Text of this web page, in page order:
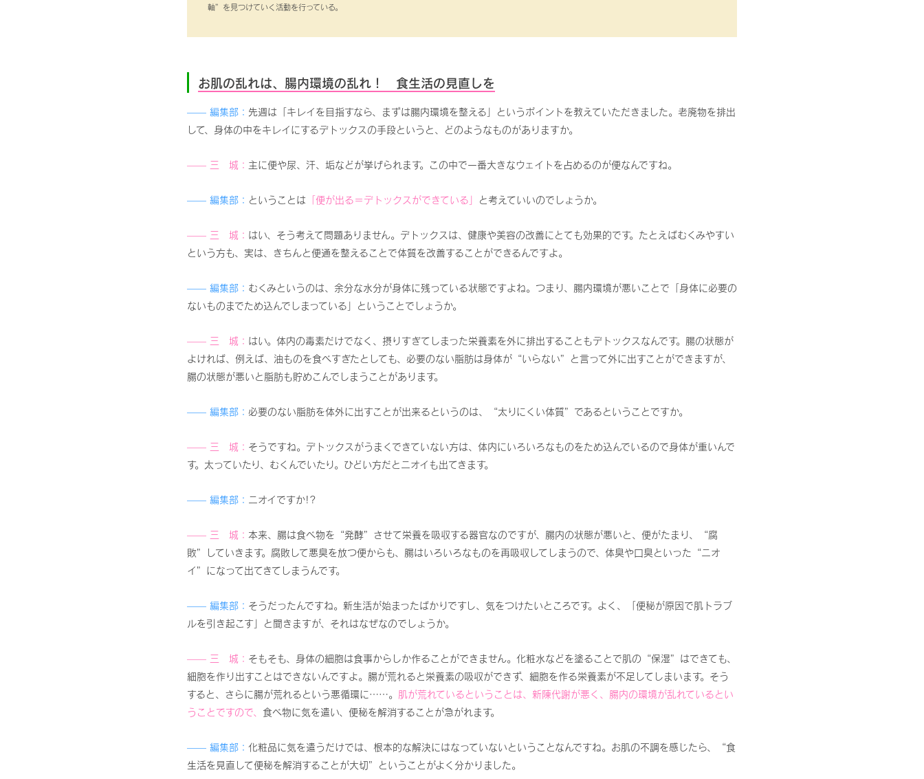
軸”を見つけていく活動を行っている。
お肌の乱れは、腸内環境の乱れ！ 食生活の見直しを
—— 編集部： 先週は「キレイを目指すなら、まずは腸内環境を整える」というポイントを教えていただきました。老廃物を排出
して、身体の中をキレイにするデトックスの手段というと、どのようなものがありますか。
—— 三 城： 主に便や尿、汗、垢などが挙げられます。この中で一番大きなウェイトを占めるのが便なんですね。
—— 編集部： ということは 「便が出る＝デトックスができている」 と考えていいのでしょうか。
—— 三 城： はい、そう考えて問題ありません。デトックスは、健康や美容の改善にとても効果的です。たとえばむくみやすい
という方も、実は、きちんと便通を整えることで体質を改善することができるんですよ。
—— 編集部： むくみというのは、余分な水分が身体に残っている状態ですよね。つまり、腸内環境が悪いことで「身体に必要の
ないものまでため込んでしまっている」ということでしょうか。
—— 三 城： はい。体内の毒素だけでなく、摂りすぎてしまった栄養素を外に排出することもデトックスなんです。腸の状態が
よければ、例えば、油ものを食べすぎたとしても、必要のない脂肪は身体が“いらない”と言って外に出すことができますが、
腸の状態が悪いと脂肪も貯めこんでしまうことがあります。
—— 編集部： 必要のない脂肪を体外に出すことが出来るというのは、“太りにくい体質”であるということですか。
—— 三 城： そうですね。デトックスがうまくできていない方は、体内にいろいろなものをため込んでいるので身体が重いんで
す。太っていたり、むくんでいたり。ひどい方だとニオイも出てきます。
—— 編集部： ニオイですか!?
—— 三 城： 本来、腸は食べ物を“発酵”させて栄養を吸収する器官なのですが、腸内の状態が悪いと、便がたまり、“腐
敗”していきます。腐敗して悪臭を放つ便からも、腸はいろいろなものを再吸収してしまうので、体臭や口臭といった“ニオ
イ”になって出てきてしまうんです。
—— 編集部： そうだったんですね。新生活が始まったばかりですし、気をつけたいところです。よく、「便秘が原因で肌トラブ
ルを引き起こす」と聞きますが、それはなぜなのでしょうか。
—— 三 城： そもそも、身体の細胞は食事からしか作ることができません。化粧水などを塗ることで肌の“保湿”はできても、
細胞を作り出すことはできないんですよ。腸が荒れると栄養素の吸収ができず、細胞を作る栄養素が不足してしまいます。そう
すると、さらに腸が荒れるという悪循環に……。 肌が荒れているということは、新陳代謝が悪く、腸内の環境が乱れているとい
うことですので、 食べ物に気を遣い、便秘を解消することが急がれます。
—— 編集部： 化粧品に気を遣うだけでは、根本的な解決にはなっていないということなんですね。お肌の不調を感じたら、“食
生活を見直して便秘を解消することが大切”ということがよく分かりました。